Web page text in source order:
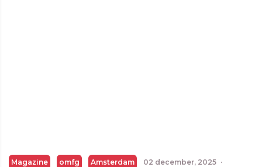
Magazine omfg Amsterdam 02 december, 2025 ·